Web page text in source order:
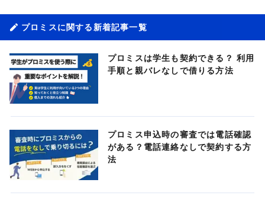
プロミスに関する新着記事一覧
プロミスは学生も契約できる？ 利用
手順と親バレなしで借りる方法
プロミス申込時の審査では電話確認
がある？電話連絡なしで契約する方
法